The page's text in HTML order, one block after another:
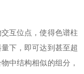
互位点，使得色谱柱
下，即可达到甚至超
中结构相似的组分，